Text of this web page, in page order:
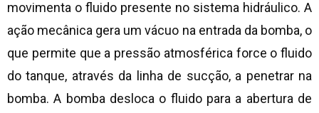
movimenta o fluido presente no sistema hidráulico. A
ação mecânica gera um vácuo na entrada da bomba, o
que permite que a pressão atmosférica force o fluido
do tanque, através da linha de sucção, a penetrar na
bomba. A bomba desloca o fluido para a abertura de